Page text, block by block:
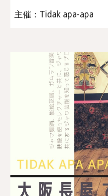
主催：Tidak apa-apa